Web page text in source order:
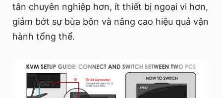
tân chuyên nghiệp hơn, ít thiết bị ngoại vi hơn,
giảm bớt sự bừa bộn và nâng cao hiệu quả vận
hành tổng thể.